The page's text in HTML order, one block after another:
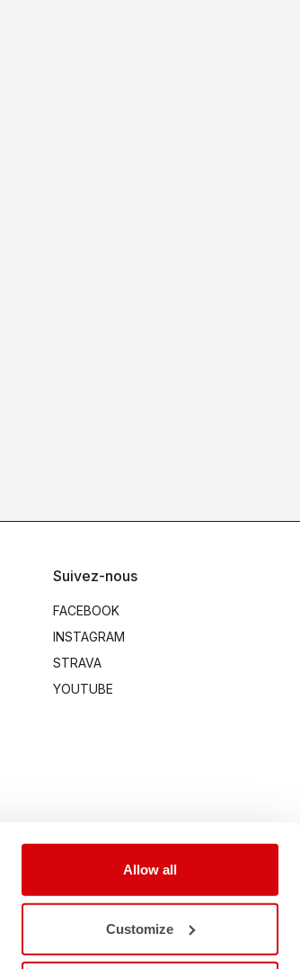
Allow all
Customize
Suivez-nous
FACEBOOK
INSTAGRAM
STRAVA
YOUTUBE